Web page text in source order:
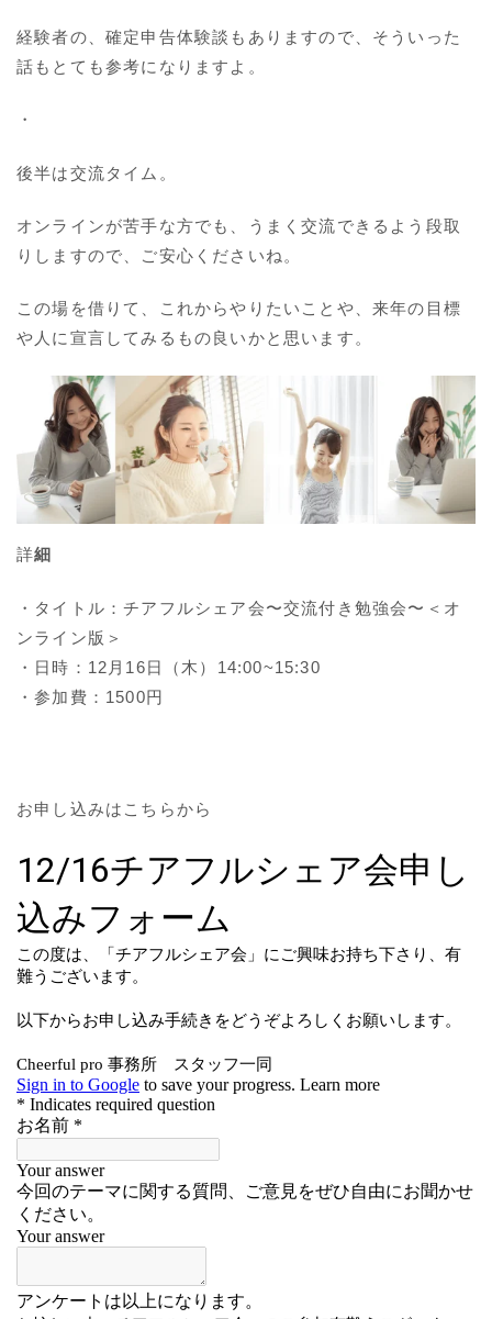
経験者の、確定申告体験談もありますので、そういった
話もとても参考になりますよ。
・
後半は交流タイム。
オンラインが苦手な方でも、うまく交流できるよう段取
りしますので、ご安心くださいね。
この場を借りて、これからやりたいことや、来年の目標
や人に宣言してみるもの良いかと思います。
詳細
・タイトル：チアフルシェア会〜交流付き勉強会〜＜オ
ンライン版＞
・日時：12月16日（木）14:00~15:30
・参加費：1500円
お申し込みはこちらから